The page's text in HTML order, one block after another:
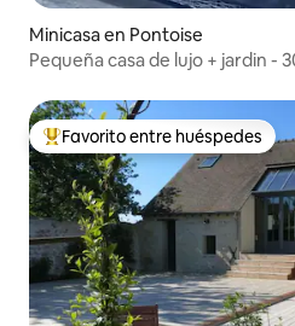
Minicasa en Pontoise
Pequeña casa de lujo + jardin -
Favorito entre huéspedes
Favorito entre huéspedes